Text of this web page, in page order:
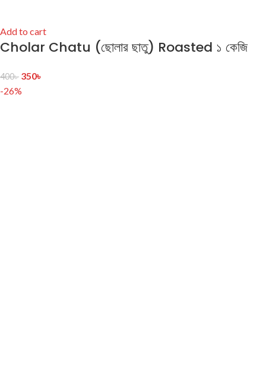
Add to cart
Cholar Chatu (ছোলার ছাতু) Roasted ১ কেজি
400৳ 350৳
-26%